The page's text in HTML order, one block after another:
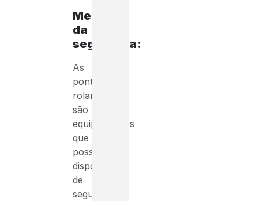
Melhora
da
segurança:
As
pontes
rolantes
são
equipamentos
que
possuem
dispositivos
de
segurança